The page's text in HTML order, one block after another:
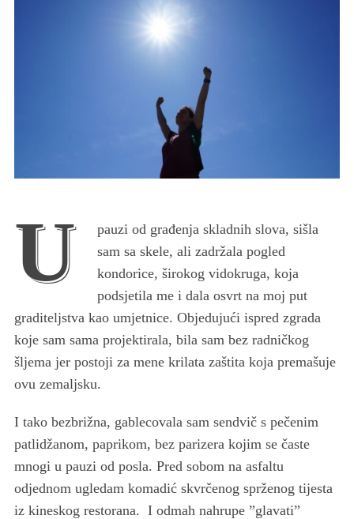
U
pauzi od građenja skladnih slova, sišla
sam sa skele, ali zadržala pogled
kondorice, širokog vidokruga, koja
podsjetila me i dala osvrt na moj put
graditeljstva kao umjetnice. Objedujući ispred zgrada
koje sam sama projektirala, bila sam bez radničkog
šljema jer postoji za mene krilata zaštita koja premašuje
ovu zemaljsku.
I tako bezbrižna, gablecovala sam sendvič s pečenim
patlidžanom, paprikom, bez parizera kojim se časte
mnogi u pauzi od posla. Pred sobom na asfaltu
odjednom ugledam komadić skvrčenog sprženog tijesta
iz kineskog restorana. I odmah nahrupe ”glavati”